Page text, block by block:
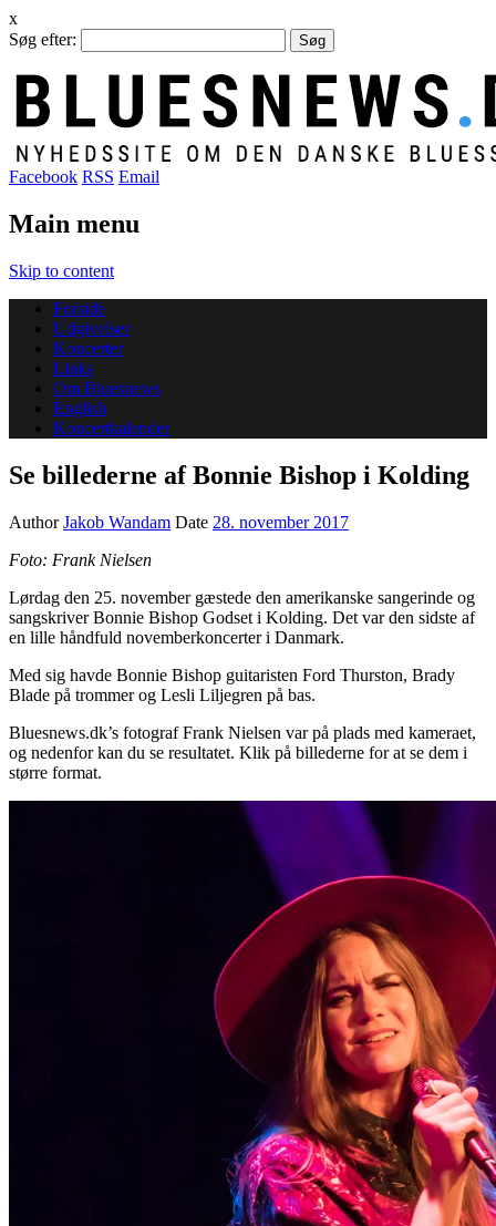
x
Søg efter:
Facebook RSS Email
Main menu
Skip to content
Forside
Udgivelser
Koncerter
Links
Om Bluesnews
English
Koncertkalender
Se billederne af Bonnie Bishop i Kolding
AuthorJakob Wandam Date 28. november 2017
Foto: Frank Nielsen
Lørdag den 25. november gæstede den amerikanske sangerinde og
sangskriver Bonnie Bishop Godset i Kolding. Det var den sidste af
en lille håndfuld novemberkoncerter i Danmark.
Med sig havde Bonnie Bishop guitaristen Ford Thurston, Brady
Blade på trommer og Lesli Liljegren på bas.
Bluesnews.dk’s fotograf Frank Nielsen var på plads med kameraet,
og nedenfor kan du se resultatet. Klik på billederne for at se dem i
større format.